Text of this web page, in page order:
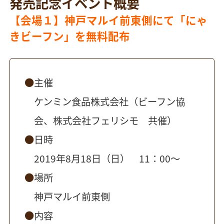
【会場１】神戸マルイ前東側にて「にゃ
きビーフン」を無料配布
主催
ケンミン食品株式会社（ビーフン協
会、株式会社フェリシモ 共催）
日時
2019年8月18日（日） 11：00〜
場所
神戸マルイ前東側
内容